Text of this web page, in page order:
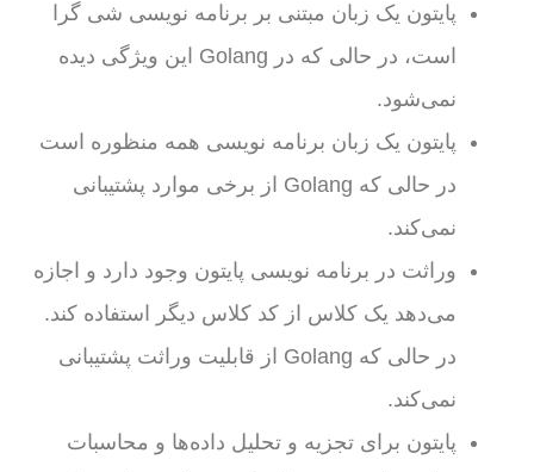
پایتون یک زبان مبتنی بر برنامه نویسی شی گرا
است، در حالی که در Golang این ویژگی دیده
نمی‌شود.
پایتون یک زبان برنامه نویسی همه منظوره است
در حالی که Golang از برخی موارد پشتیبانی
نمی‌کند.
وراثت در برنامه نویسی پایتون وجود دارد و اجازه
می‌دهد یک کلاس از کد کلاس دیگر استفاده کند.
در حالی که Golang از قابلیت وراثت پشتیبانی
نمی‌کند.
پایتون برای تجزیه و تحلیل داده‌ها و محاسبات